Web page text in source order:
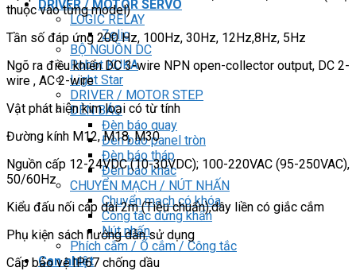
DRIVER / MOTOR SERVO
LOGIC RELAY
Zelio
BỘ NGUỒN DC
Robot KUKA
Light Star
DRIVER / MOTOR STEP
ĐÈN BÁO
Đèn báo quay
Đèn báo panel tròn
Đèn báo tháp
Đèn báo khác
CHUYỂN MẠCH / NÚT NHẤN
Chuyển mạch có khóa
Công tắc dừng khẩn
Nút nhấn
Phích cắm / Ổ cắm / Công tắc
Can nhiệt
thuộc vào từng model)
Tần số đáp ứng 200 Hz, 100Hz, 30Hz, 12Hz,8Hz, 5Hz
Ngõ ra điều khiển DC 3-wire NPN open-collector output, DC 2-
wire , AC 2-wire
Vật phát hiện kim loại có từ tính
Đường kính M12, M18, M30
Nguồn cấp 12-24VDC (10-30VDC); 100-220VAC (95-250VAC),
50/60Hz
Kiểu đấu nối cáp dài 2m (Tiêu chuẩn),dây liền có giắc cắm
Phụ kiện sách hướng dẫn sử dụng
Cấp bảo vệ IP67 chống dầu